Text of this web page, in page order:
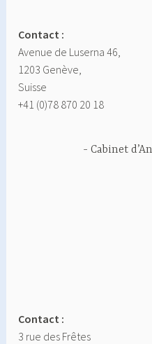
Contact :
Avenue de Luserna 46,
1203 Genève,
Suisse
+41 (0)78 870 20 18
Cabinet
Contact :
3 rue des Frêtes